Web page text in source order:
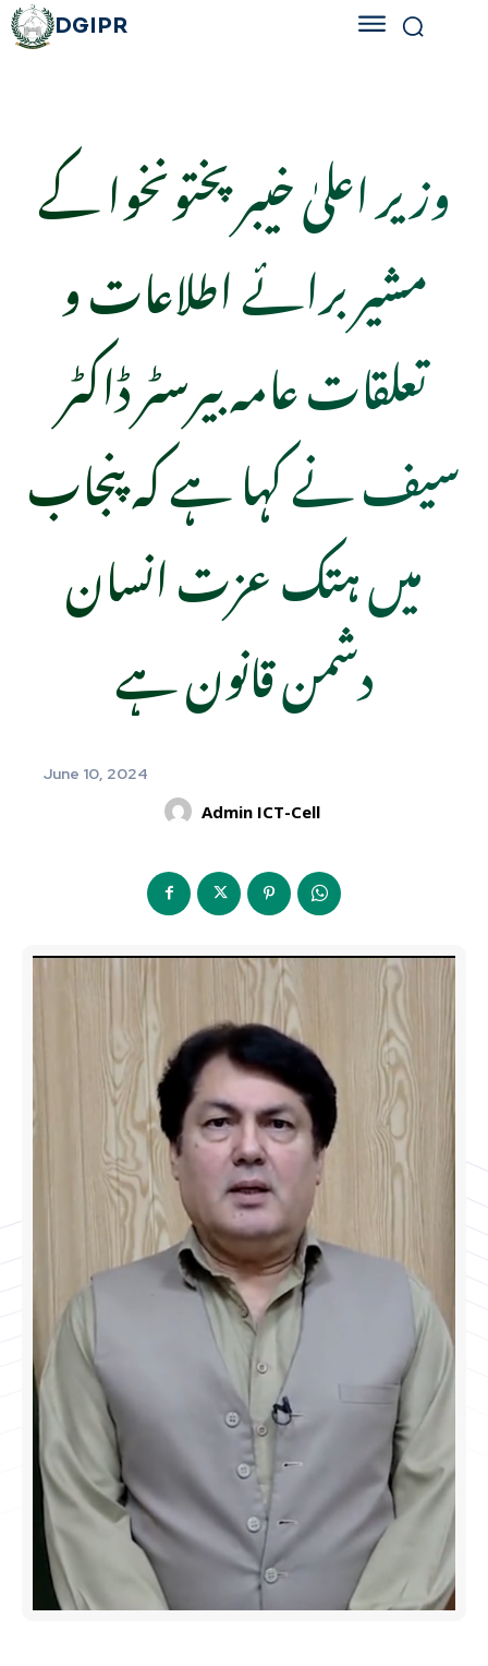
DGIPR
وزیر اعلیٰ خیبر پختونخوا کے
مشیر برائے اطلاعات و
تعلقات عامہ بیرسٹر ڈاکٹر
سیف نے کہا ہے کہ پنجاب
میں ہتک عزت انسان
دشمن قانون ہے
June 10, 2024
Admin ICT-Cell